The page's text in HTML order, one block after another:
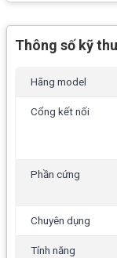
(1) Cổng WAN
Thông số kỹ
Hãng model
Cổng kết nối
Phần cứng
Chuyên dụng
Tính năng